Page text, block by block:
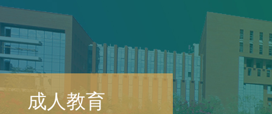
成人教育